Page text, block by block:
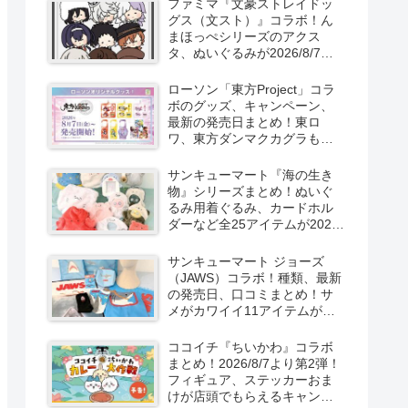
新発売！
ファミマ『文豪ストレイドッ
グス（文スト）』コラボ！ん
まほっぺシリーズのアクス
タ、ぬいぐるみが2026/8/7～
ローソン「東方Project」コラ
ボのグッズ、キャンペーン、
最新の発売日まとめ！東ロ
ワ、東方ダンマクカグラも！
LostWordのプラモ風アクキ
ー、カラビナ、クリアファイ
ルが2026/8/7より新発売！
サンキューマート『海の生き
物』シリーズまとめ！ぬいぐ
るみ用着ぐるみ、カードホル
ダーなど全25アイテムが2026
コミ！
サンキューマート ジョーズ
（JAWS）コラボ！種類、最新
の発売日、口コミまとめ！サ
メがカワイイ11アイテムが
ココイチ『ちいかわ』コラボ
まとめ！2026/8/7より第2弾！
フィギュア、ステッカーおま
けが店頭でもらえるキャンペ